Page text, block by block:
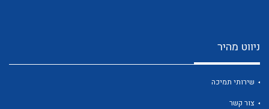
ניווט מהיר
שירותי תמיכה
צור קשר